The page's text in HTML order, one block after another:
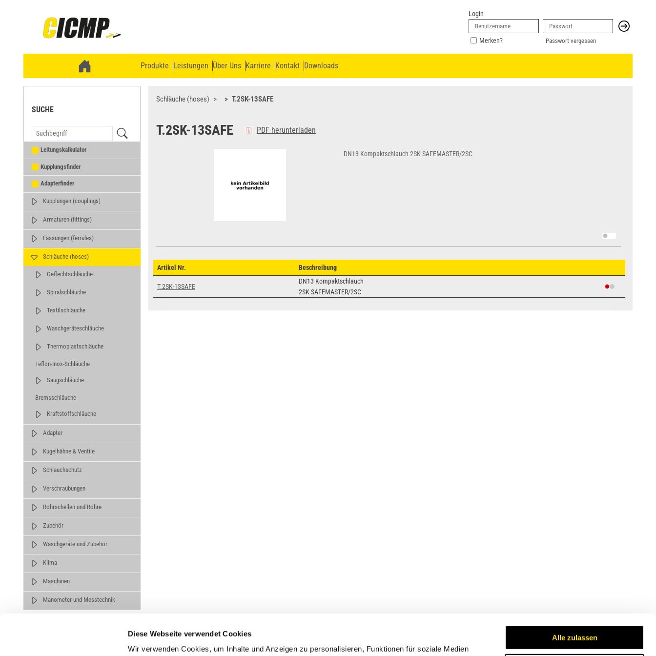
Diese Webseite verwendet Cookies
Wir verwenden Cookies, um Inhalte und Anzeigen zu personalisieren, Funktionen für soziale Medien
Alle zulassen
Login
Merken? Passwort vergessen
Produkte Leistungen Über Uns Karriere Kontakt Downloads
SUCHE
Leitungskalkulator
Kupplungsfinder
Adapterfinder
Kupplungen (couplings)
Armaturen (fittings)
Fassungen (ferrules)
Schläuche (hoses)
Geflechtschläuche
Spiralschläuche
Textilschläuche
Waschgeräteschläuche
Thermoplastschläuche
Teflon-Inox-Schläuche
Saugschläuche
Bremsschläuche
Kraftstoffschläuche
Adapter
Kugelhähne & Ventile
Schlauchschutz
Verschraubungen
Rohrschellen und Rohre
Zubehör
Waschgeräte und Zubehör
Klima
Maschinen
Manometer und Messtechnik
Schläuche (hoses) T.2SK-13SAFE
T.2SK-13SAFE PDF herunterladen
DN13 Kompaktschlauch 2SK SAFEMASTER/2SC
Artikel Nr. Beschreibung
T.2SK-13SAFE
DN13 Kompaktschlauch
2SK SAFEMASTER/2SC